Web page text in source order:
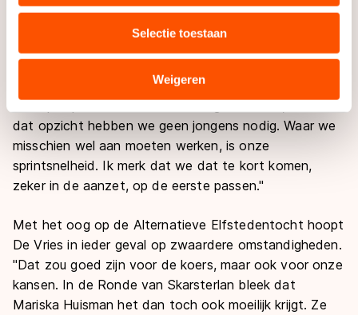
combineren met andere gegevens die u aan hen heeft
verstrekt of die zij hebben verzameld via hun services.
Sommige partners kunnen gegevens doorgeven aan
landen buiten de EU, zoals de VS, waar mogelijk geen
adequaat beschermingsniveau geldt volgens de GDPR.
Door op ‘Toestaan’ te klikken, stemt u in met deze
overdracht. Meer informatie vindt u in onscookiebeleid
Selectie toestaan
Weigeren
samen. Huisman wijt dat aan haar trainingen met de
mannen van Project 2018. Misschien wel, denkt De
ploeg ook die kant op moet. "Tijdens ons laatste
trainingskamp in Erfurt wapperde ik er gewoon af.
Geklopt op snelheid door onze eigen meiden, dus in
dat opzicht hebben we geen jongens nodig. Waar we
misschien wel aan moeten werken, is onze
sprintsnelheid. Ik merk dat we dat te kort komen,
zeker in de aanzet, op de eerste passen."
Met het oog op de Alternatieve Elfstedentocht hoopt
De Vries in ieder geval op zwaardere omstandigheden.
"Dat zou goed zijn voor de koers, maar ook voor onze
kansen. In de Ronde van Skarsterlan bleek dat
Mariska Huisman het dan toch ook moeilijk krijgt. Ze